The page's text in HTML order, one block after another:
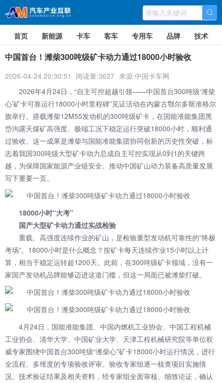
首页 新能源 卡车 客车 专用车 品牌 技术
中国首台！潍柴300吨级矿卡动力通过18000小时验收
2026-04-24 20:30:51 阅读量:3627 来源:中国卡车网
2026年4月24日，“自主可控超越引领——中国首台300吨级‘潍柴
心’矿卡可靠运行18000小时里程碑”见证活动在内蒙古鄂尔多斯准格尔
旗举行。搭载潍柴12M55发动机的300吨级矿卡，在国能准能集团黑
岱沟露天煤矿高强度、极端工况下稳定运行突破18000小时，顺利通
过验收。这一成果是潍柴与国能准能集团协同创新的历史性突破，标
志着我国300吨级大型矿卡动力总成自主可控实现从0到1的关键跨
越，为保障国家能源产业链安全、推动中国矿山动力装备高质量发展
写下重要一页。
18000小时“大考”
国产大型矿卡动力通过实战检验
重载、高强度连续作业的矿山，是检验重型发动机可靠性的“终极
考场”。18000小时是什么概念？按矿卡每天连续作业15小时以上计
算，相当于稳定运转超1200天。此前，在300吨级矿卡领域，没有一
家国产发动机品牌能够迈进这道门槛，但这一局面已被潍柴打破。
4月24日，国能准能集团、中国内燃机工业协会、中国工程机械
工业协会、清华大学、中国矿业大学、天津工程机械研究院等单位权
威专家围绕中国首台300吨级“潍柴心”矿卡18000小时运行情况，进行
全流程、多维度的专项验收评审。验收专家组逐一核查项目实施情
况、技术验证结果及相关资料，经专家组全面审核、细致论证，确认